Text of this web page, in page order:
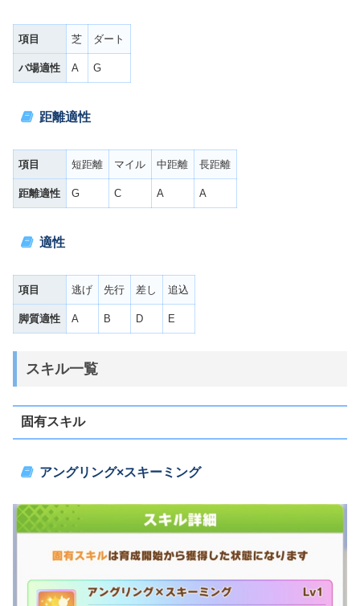
項目 芝 ダート
バ場適性 A G
距離適性
項目 短距離 マイル 中距離 長距離
距離適性 G C A A
適性
項目 逃げ 先行 差し 追込
脚質適性 A B D E
スキル一覧
固有スキル
アングリング×スキーミング